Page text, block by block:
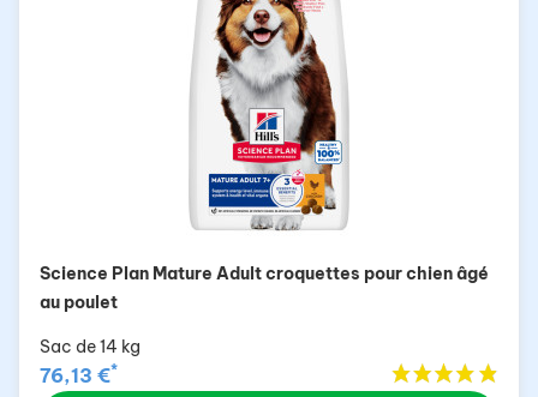
Science Plan Mature Adult croquettes pour chien âgé
au poulet
Sac de 14 kg
76,13 €*